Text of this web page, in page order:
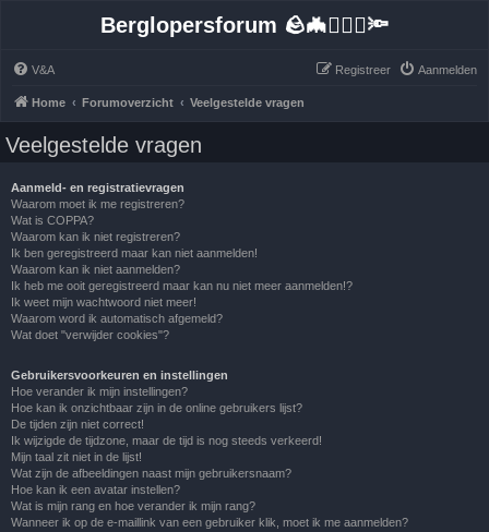
Berglopersforum 🪨🦇🚶🏻‍♂️🔦
V&A Aanmelden
Registreer
Home Forumoverzicht Veelgestelde vragen
Veelgestelde vragen
Aanmeld- en registratievragen
Waarom moet ik me registreren?
Wat is COPPA?
Waarom kan ik niet registreren?
Ik ben geregistreerd maar kan niet aanmelden!
Waarom kan ik niet aanmelden?
Ik heb me ooit geregistreerd maar kan nu niet meer aanmelden!?
Ik weet mijn wachtwoord niet meer!
Waarom word ik automatisch afgemeld?
Wat doet "verwijder cookies"?
Gebruikersvoorkeuren en instellingen
Hoe verander ik mijn instellingen?
Hoe kan ik onzichtbaar zijn in de online gebruikers lijst?
De tijden zijn niet correct!
Ik wijzigde de tijdzone, maar de tijd is nog steeds verkeerd!
Mijn taal zit niet in de lijst!
Wat zijn de afbeeldingen naast mijn gebruikersnaam?
Hoe kan ik een avatar instellen?
Wat is mijn rang en hoe verander ik mijn rang?
Wanneer ik op de e-maillink van een gebruiker klik, moet ik me aanmelden?